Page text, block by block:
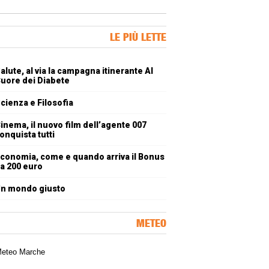
LE PIÙ LETTE
al via la campagna itinerante Al
dei Diabete
e Filosofia
il nuovo film dell’agente 007
tutti
come e quando arriva il Bonus
200 euro
mondo giusto
METEO
meteorologica delle Marche